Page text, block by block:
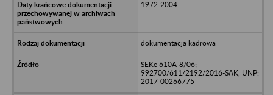
1972-2004
dokumentacja kadrowa
SEKe 610A-8/06;
992700/611/2192/2016-SAK, UNP:
2017-00266775